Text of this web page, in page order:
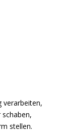
verarbeiten,
stellen.